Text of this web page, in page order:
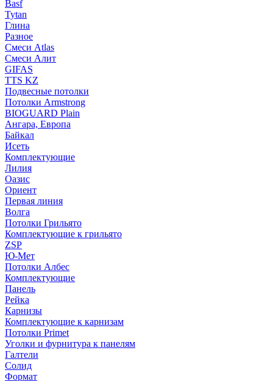
Basf
Tytan
Глина
Разное
Смеси Atlas
Смеси Алит
GIFAS
TTS KZ
Подвесные потолки
Потолки Armstrong
BIOGUARD Plain
Ангара, Европа
Байкал
Исеть
Комплектующие
Лилия
Оазис
Ориент
Первая линия
Волга
Потолки Грильято
Комплектующие к грильято
ZSP
Ю-Мет
Потолки Албес
Комплектующие
Панель
Рейка
Карнизы
Комплектующие к карнизам
Потолки Primet
Уголки и фурнитура к панелям
Галтели
Солид
Формат